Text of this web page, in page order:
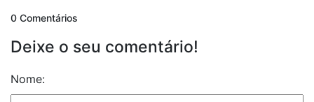
0 Comentários
Deixe o seu comentário!
Nome: